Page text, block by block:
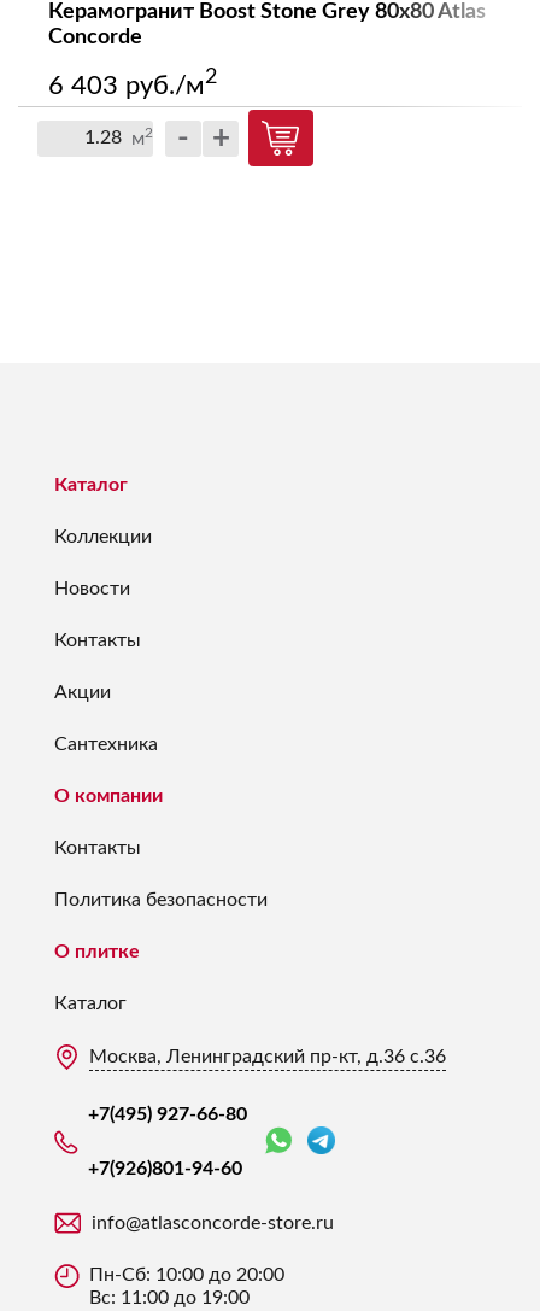
Керамогранит Boost Stone Grey 80x80 Atlas
Concorde
6 403 руб./м2
м2 - +
Каталог
Коллекции
Новости
Контакты
Акции
Сантехника
О компании
Контакты
Политика безопасности
О плитке
Каталог
Москва, Ленинградский пр-кт, д.36 с.36
+7(495) 927-66-80
+7(926)801-94-60
info@atlasconcorde-store.ru
Пн-Сб: 10:00 до 20:00
Вс: 11:00 до 19:00